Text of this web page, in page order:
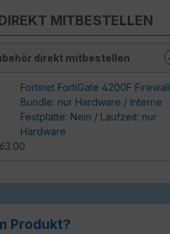
MITBESTELLEN
direkt mitbestellen
Fortinet FortiGate 4200F Firewall
Bundle: nur Hardware / Interne
Festplatte: Nein / Laufzeit: nur
Hardware
Produkt?